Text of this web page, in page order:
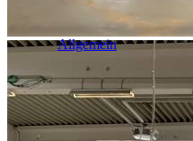
Industrie & Logistik
Allgemein